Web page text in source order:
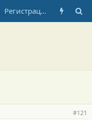
Регистрация
#121